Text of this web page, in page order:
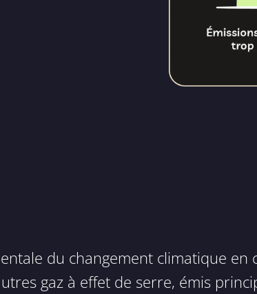
du changement climatique en
gaz à effet de serre, émis